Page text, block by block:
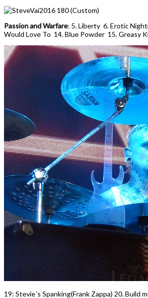
Passion and Warfare: 5. Liberty 6. Erotic
Would Love To 14. Blue Powder 15. Greasy
19: Stevie´s Spanking(Frank Zappa) 20. Build